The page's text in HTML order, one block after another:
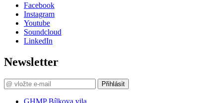
Facebook
Instagram
Youtube
Soundcloud
LinkedIn
Newsletter
Přihlásit
GHMP Bílkova vila